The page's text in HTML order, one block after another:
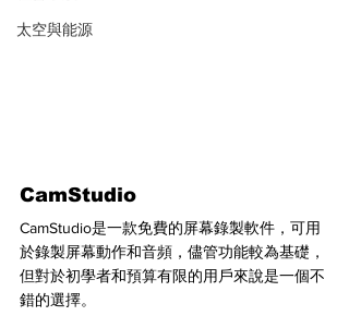
太空與能源
CamStudio
CamStudio是一款免費的屏幕錄製軟件，可用
於錄製屏幕動作和音頻，儘管功能較為基礎，
但對於初學者和預算有限的用戶來說是一個不
錯的選擇。